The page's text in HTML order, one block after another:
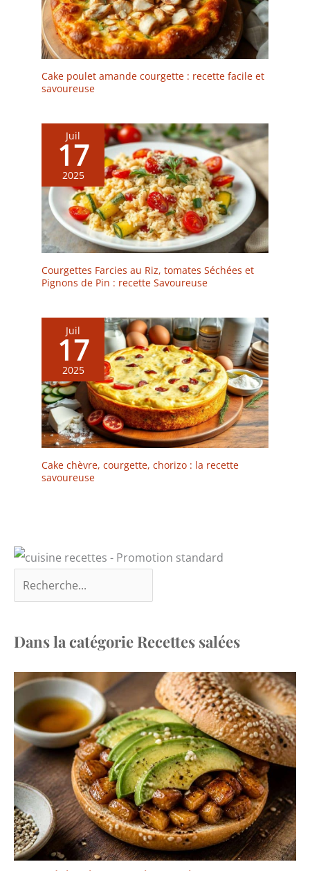
Cake poulet amande courgette : recette facile et
savoureuse
Juil
17
2025
Courgettes Farcies au Riz, tomates Séchées et
Pignons de Pin : recette Savoureuse
Juil
17
2025
Cake chèvre, courgette, chorizo : la recette
savoureuse
Dans la catégorie Recettes salées